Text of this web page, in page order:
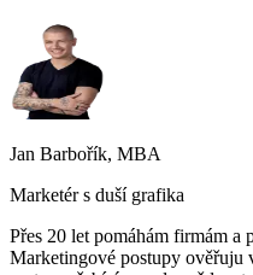
Jan Barbořík, MBA
Marketér s duší grafika
Přes 20 let pomáhám firmám a
Marketingové postupy ověřuju